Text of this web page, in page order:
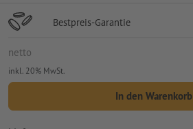
Bestpreis-Garantie
netto
inkl. 20% MwSt.
In den Warenkorb